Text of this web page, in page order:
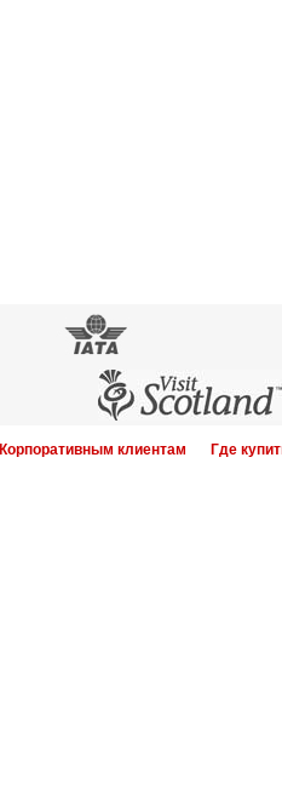
Корпоративным клиентам Где